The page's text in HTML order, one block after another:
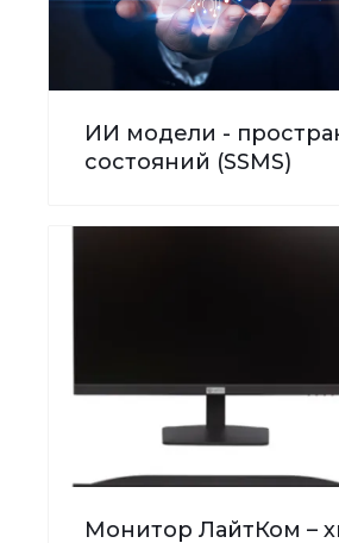
ИИ модели -
состояний (SSMS)
Монитор ЛайтКом –